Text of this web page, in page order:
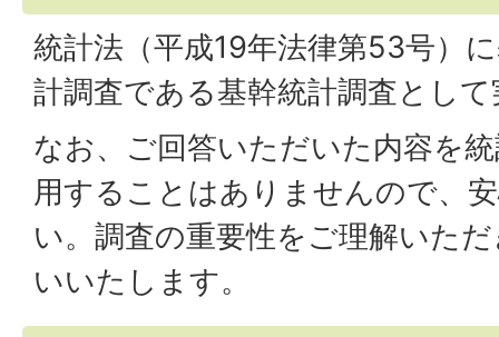
統計法（平成19年法律第53号）
計調査である基幹統計調査とし
なお、ご回答いただいた内容を
用することはありませんので、
い。調査の重要性をご理解いた
いいたします。